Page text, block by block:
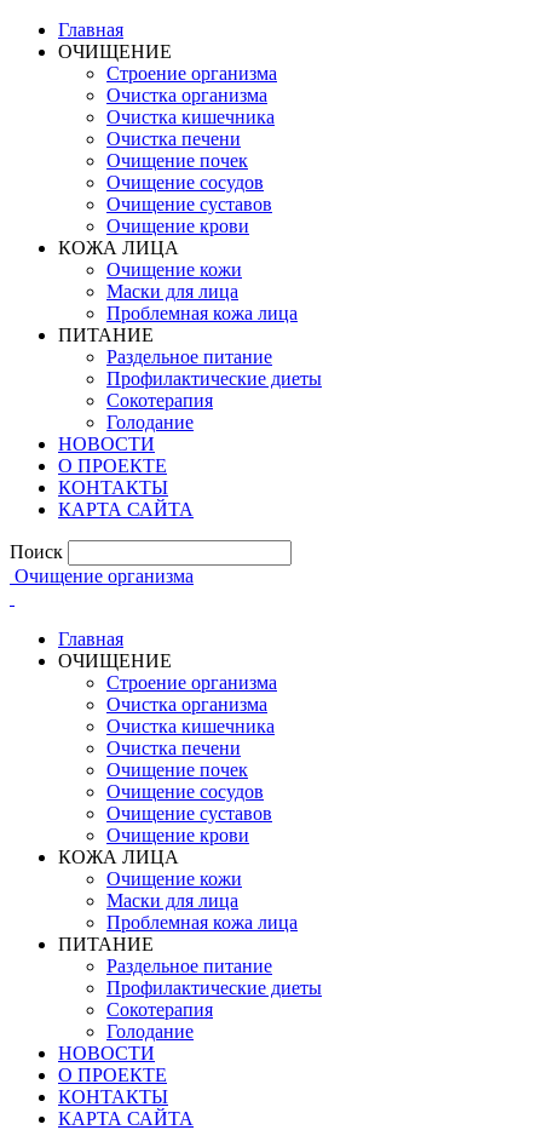
Главная
ОЧИЩЕНИЕ
Строение организма
Очистка организма
Очистка кишечника
Очистка печени
Очищение почек
Очищение сосудов
Очищение суставов
Очищение крови
КОЖА ЛИЦА
Очищение кожи
Маски для лица
Проблемная кожа лица
ПИТАНИЕ
Раздельное питание
Профилактические диеты
Сокотерапия
Голодание
НОВОСТИ
О ПРОЕКТЕ
КОНТАКТЫ
КАРТА САЙТА
Поиск
Очищение организма
Главная
ОЧИЩЕНИЕ
Строение организма
Очистка организма
Очистка кишечника
Очистка печени
Очищение почек
Очищение сосудов
Очищение суставов
Очищение крови
КОЖА ЛИЦА
Очищение кожи
Маски для лица
Проблемная кожа лица
ПИТАНИЕ
Раздельное питание
Профилактические диеты
Сокотерапия
Голодание
НОВОСТИ
О ПРОЕКТЕ
КОНТАКТЫ
КАРТА САЙТА